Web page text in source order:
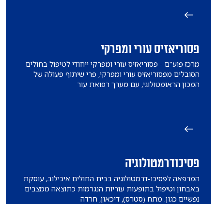
פסוריאזיס עורי ומפרקי
מרכז פוע"ם - פסוריאזיס עורי ומפרקי ייחודי לטיפול בחולים
הסובלים מפסוריאזיס עורי ומפרקי, פרי שיתוף פעולה של
המכון הראומטולוגי, עם מערך רפואת עור
פסיכודרמטולוגיה
המרפאה לפסיכו-דרמטולוגיה בבית החולים איכילוב, עוסקת
באבחון וטיפול בתופעות עוריות הנגרמות כתוצאה ממצבים
נפשיים כגון: מתח (סטרס), דיכאון, חרדה